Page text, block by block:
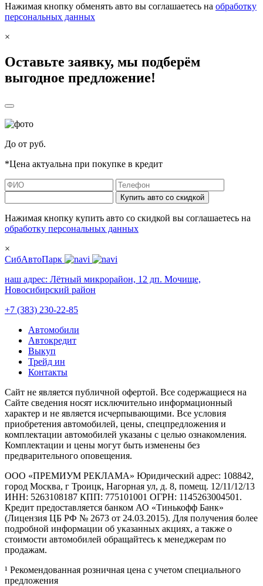
Нажимая кнопку обменять авто вы соглашаетесь на обработку
персональных данных
×
Оставьте заявку, мы подберём
выгодное предложение!
До от руб.
*Цена актуальна при покупке в кредит
Купить авто со скидкой
Нажимая кнопку купить авто со скидкой вы соглашаетесь на
обработку персональных данных
×
СибАвтоПарк
наш адрес: Лётный микрорайон, 12 дп. Мочище,
Новосибирский район
+7 (383) 230-22-85
Автомобили
Автокредит
Выкуп
Трейд ин
Контакты
Cайт не является публичной офертой. Все содержащиеся на
Сайте сведения носят исключительно информационный
характер и не является исчерпывающими. Все условия
приобретения автомобилей, цены, спецпредложения и
комплектации автомобилей указаны с целью ознакомления.
Комплектации и цены могут быть изменены без
предварительного оповещения.
ООО «ПРЕМИУМ РЕКЛАМА» Юридический адрес: 108842,
город Москва, г Троицк, Нагорная ул, д. 8, помещ. 12/11/12/13
ИНН: 5263108187 КПП: 775101001 ОГРН: 1145263004501.
Кредит предоставляется банком АО «Тинькофф Банк»
(Лицензия ЦБ РФ № 2673 от 24.03.2015). Для получения более
подробной информации об указанных акциях, а также о
стоимости автомобилей обращайтесь к менеджерам по
продажам.
¹ Рекомендованная розничная цена с учетом специального
предложения